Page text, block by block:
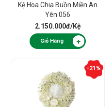
Kệ Hoa Chia Buồn Miền An
Yên 056
2.150.000đ/Kệ
Giỏ Hàng
-21%